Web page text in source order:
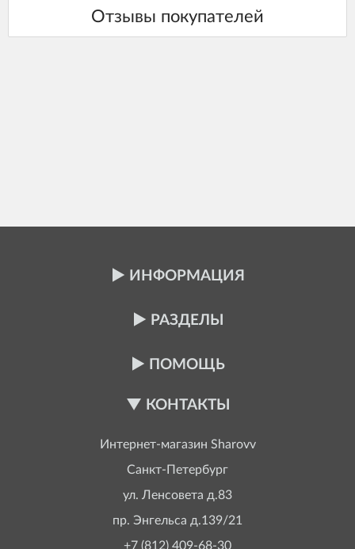
ИНФОРМАЦИЯ
РАЗДЕЛЫ
ПОМОЩЬ
КОНТАКТЫ
Интернет-магазин Sharovv
Санкт-Петербург
ул. Ленсовета д.83
пр. Энгельса д.139/21
+7 (812) 409-68-30